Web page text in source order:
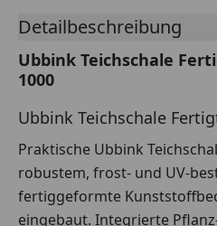
Detailbeschreibung
Ubbink Teichschale
1000
Ubbink Teichschale
Praktische Ubbink
robustem, frost- und UV-
fertiggeformte
eingebaut. Integrierte